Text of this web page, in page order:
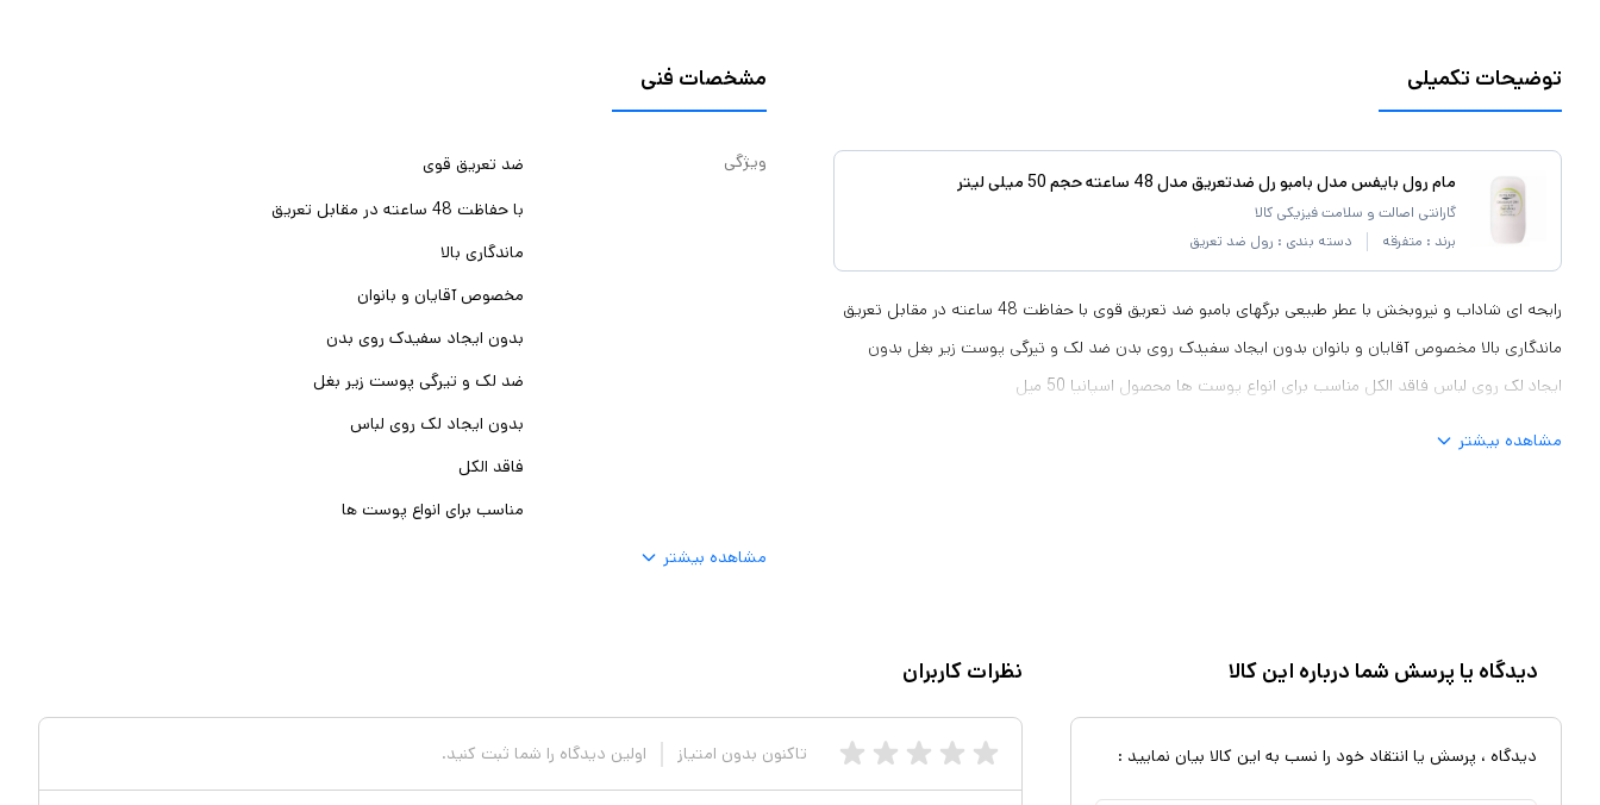
توضیحات تکمیلی
مام رول بایفس مدل بامبو رل ضدتعریق مدل 48 ساعته حجم 50 میلی لیتر
گارانتی اصالت و سلامت فیزیکی کالا
برند : متفرقه دسته بندی : رول ضد تعریق
رایحه ای شاداب و نیروبخش با عطر طبیعی برگهای بامبو ضد تعریق قوی با حفاظت 48 ساعته در مقابل تعریق
ماندگاری بالا مخصوص آقایان و بانوان بدون ایجاد سفیدک روی بدن ضد لک و تیرگی پوست زیر بغل بدون
ایجاد لک روی لباس فاقد الکل مناسب برای انواع پوست ها محصول اسپانیا 50 میل
مشاهده بیشتر
مشخصات فنی
ویژگی
ضد تعریق قوی
با حفاظت 48 ساعته در مقابل تعریق
ماندگاری بالا
مخصوص آقایان و بانوان
بدون ایجاد سفیدک روی بدن
ضد لک و تیرگی پوست زیر بغل
بدون ایجاد لک روی لباس
فاقد الکل
مناسب برای انواع پوست ها
مشاهده بیشتر
دیدگاه یا پرسش شما درباره این کالا
دیدگاه ، پرسش یا انتقاد خود را نسب به این کالا بیان نمایید :
نظرات کاربران
تاکنون بدون امتیاز اولین دیدگاه را شما ثبت کنید.